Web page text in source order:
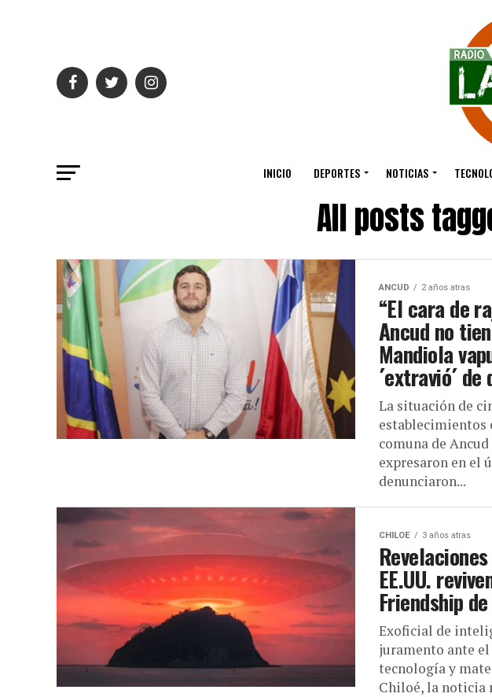
INICIO DEPORTES NOTICIAS
All posts
ANCUD 2 años atras
“El cara de
Ancud no
Mandiola
´extravió´
La situación de
establecimientos
comuna de
expresaron en el
denunciaron...
CHILOE 3 años atras
EE.UU.
Friendship
Exoficial de
juramento ante
tecnología y
Chiloé, la noticia